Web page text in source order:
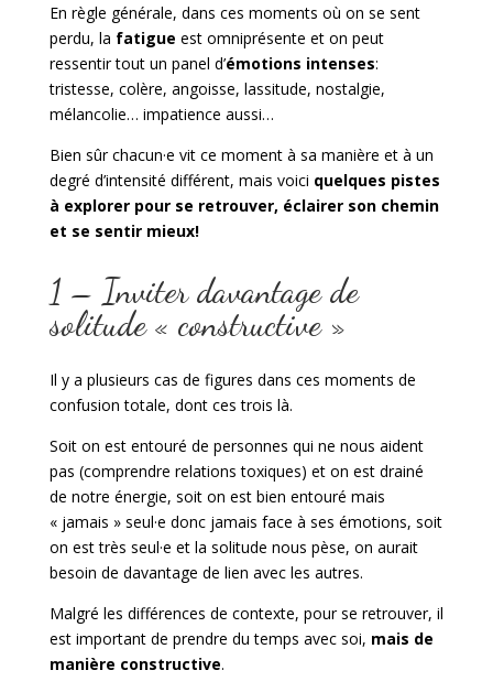
En règle générale, dans ces moments où on se sent
perdu, la fatigue est omniprésente et on peut
ressentir tout un panel d’émotions intenses:
tristesse, colère, angoisse, lassitude, nostalgie,
mélancolie… impatience aussi…
Bien sûr chacun·e vit ce moment à sa manière et à un
degré d’intensité différent, mais voici quelques pistes
à explorer pour se retrouver, éclairer son chemin
et se sentir mieux!
1 – Inviter davantage de
solitude « constructive »
Il y a plusieurs cas de figures dans ces moments de
confusion totale, dont ces trois là.
Soit on est entouré de personnes qui ne nous aident
pas (comprendre relations toxiques) et on est drainé
de notre énergie, soit on est bien entouré mais
« jamais » seul·e donc jamais face à ses émotions, soit
on est très seul·e et la solitude nous pèse, on aurait
besoin de davantage de lien avec les autres.
Malgré les différences de contexte, pour se retrouver, il
est important de prendre du temps avec soi, mais de
manière constructive.